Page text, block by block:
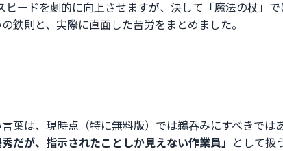
ードを劇的に向上させますが、決して「魔法の杖」で
鉄則と、実際に直面した苦労をまとめました。
葉は、現時点（特に無料版）では鵜呑みにすべきでは
秀だが、指示されたことしか見えない作業員」 として扱